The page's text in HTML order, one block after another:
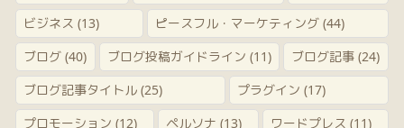
ビジネス (13) ピースフル・マーケティング (44)
ブログ (40) ブログ投稿ガイドライン (11) ブログ記事 (24)
ブログ記事タイトル (25) プラグイン (17)
プロモーション (12) ペルソナ (13) ワードプレス (11)